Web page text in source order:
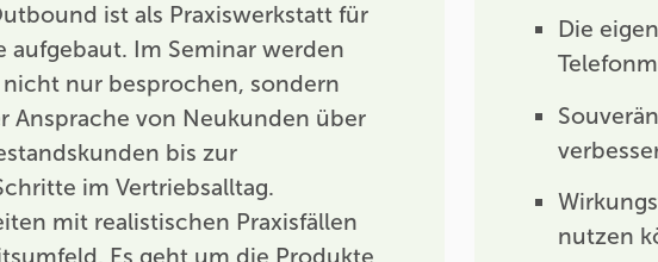
ist als Praxiswerkstatt für
aufgebaut. Im Seminar werden
nur besprochen, sondern
Ansprache von Neukunden über
bis zur
im Vertriebsalltag.
mit realistischen Praxisfällen
Die
nutzen